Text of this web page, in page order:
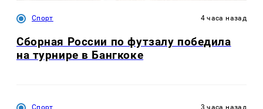
Спорт 4 часа назад
Сборная России по футзалу победила
на турнире в Бангкоке
Спорт 3 часа назад